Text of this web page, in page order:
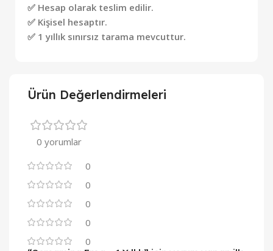
✅ Hesap olarak teslim edilir.
✅ Kişisel hesaptır.
✅ 1 yıllık sınırsız tarama mevcuttur.
Ürün Değerlendirmeleri
0 yorumlar
0
0
0
0
0